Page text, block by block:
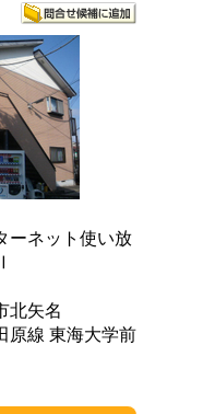
ーネット使い放
北矢名
原線 東海大学前